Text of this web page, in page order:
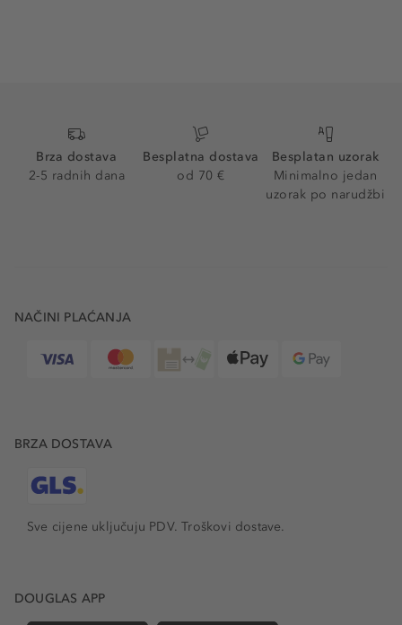
Brza dostava
2-5 radnih dana
Besplatna dostava
od 70 €
Besplatan uzorak
Minimalno jedan
uzorak po narudžbi
NAČINI PLAĆANJA
BRZA DOSTAVA
Sve cijene uključuju PDV.Troškovi dostave.
DOUGLAS APP